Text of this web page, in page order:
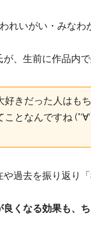
れいがい・みなわ
、生前に作品内で
好きだった人はも
となんですね
や過去を振り返
良くなる効果も、